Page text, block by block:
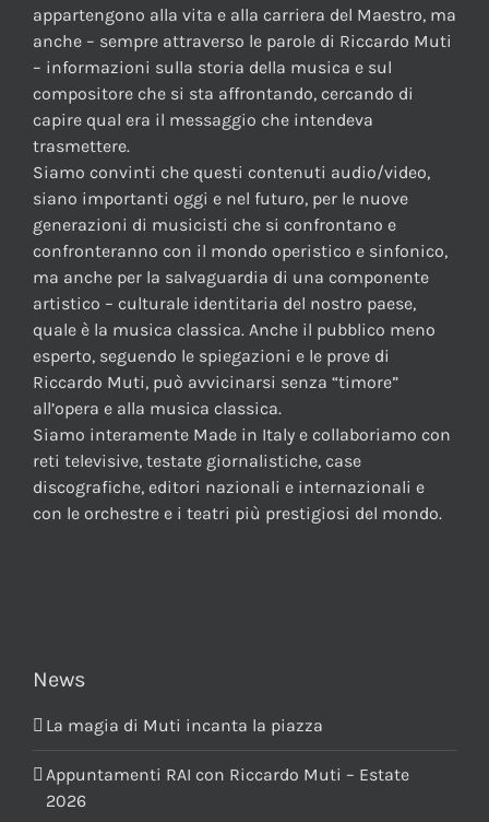
appartengono alla vita e alla carriera del Maestro, ma
anche – sempre attraverso le parole di Riccardo Muti
– informazioni sulla storia della musica e sul
compositore che si sta affrontando, cercando di
capire qual era il messaggio che intendeva
trasmettere.
Siamo convinti che questi contenuti audio/video,
siano importanti oggi e nel futuro, per le nuove
generazioni di musicisti che si confrontano e
confronteranno con il mondo operistico e sinfonico,
ma anche per la salvaguardia di una componente
artistico – culturale identitaria del nostro paese,
quale è la musica classica. Anche il pubblico meno
esperto, seguendo le spiegazioni e le prove di
Riccardo Muti, può avvicinarsi senza “timore”
all’opera e alla musica classica.
Siamo interamente Made in Italy e collaboriamo con
reti televisive, testate giornalistiche, case
discografiche, editori nazionali e internazionali e
con le orchestre e i teatri più prestigiosi del mondo.
News
La magia di Muti incanta la piazza
Appuntamenti RAI con Riccardo Muti – Estate
2026